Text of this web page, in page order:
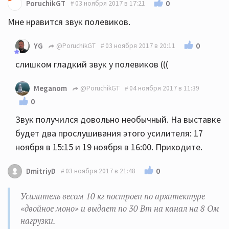
PoruchikGT 03 ноября 2017 в 17:21 0
Мне нравится звук полевиков.
YG @PoruchikGT 03 ноября 2017 в 20:11 0
слишком гладкий звук у полевиков (((
Meganom @PoruchikGT 04 ноября 2017 в 11:39
0
Звук получился довольно необычный. На выставке
будет два прослушивания этого усилителя: 17
ноября в 15:15 и 19 ноября в 16:00. Приходите.
DmitriyD 03 ноября 2017 в 21:48 0
Усилитель весом 10 кг построен по архитектуре
«двойное моно» и выдает по 30 Вт на канал на 8 Ом
нагрузки.